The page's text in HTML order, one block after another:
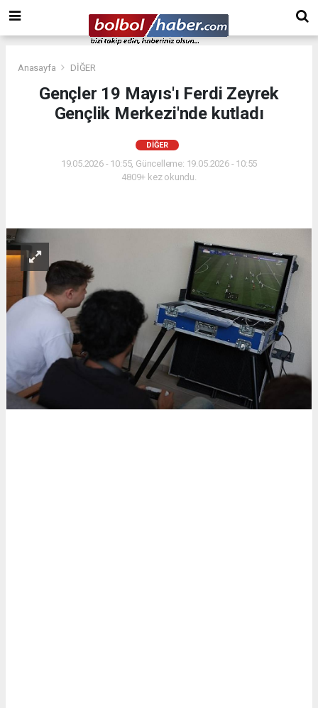
Anasayfa DİĞER
Gençler 19 Mayıs'ı Ferdi Zeyrek
Gençlik Merkezi'nde kutladı
DİĞER
19.05.2026 - 10:55, Güncelleme: 19.05.2026 - 10:55
4809+ kez okundu.